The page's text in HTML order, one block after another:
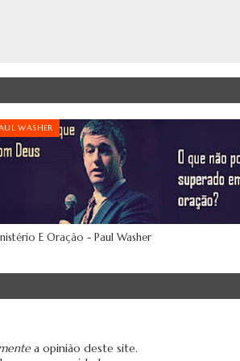
WASHER
E Oração - Paul Washer
a opinião deste site.